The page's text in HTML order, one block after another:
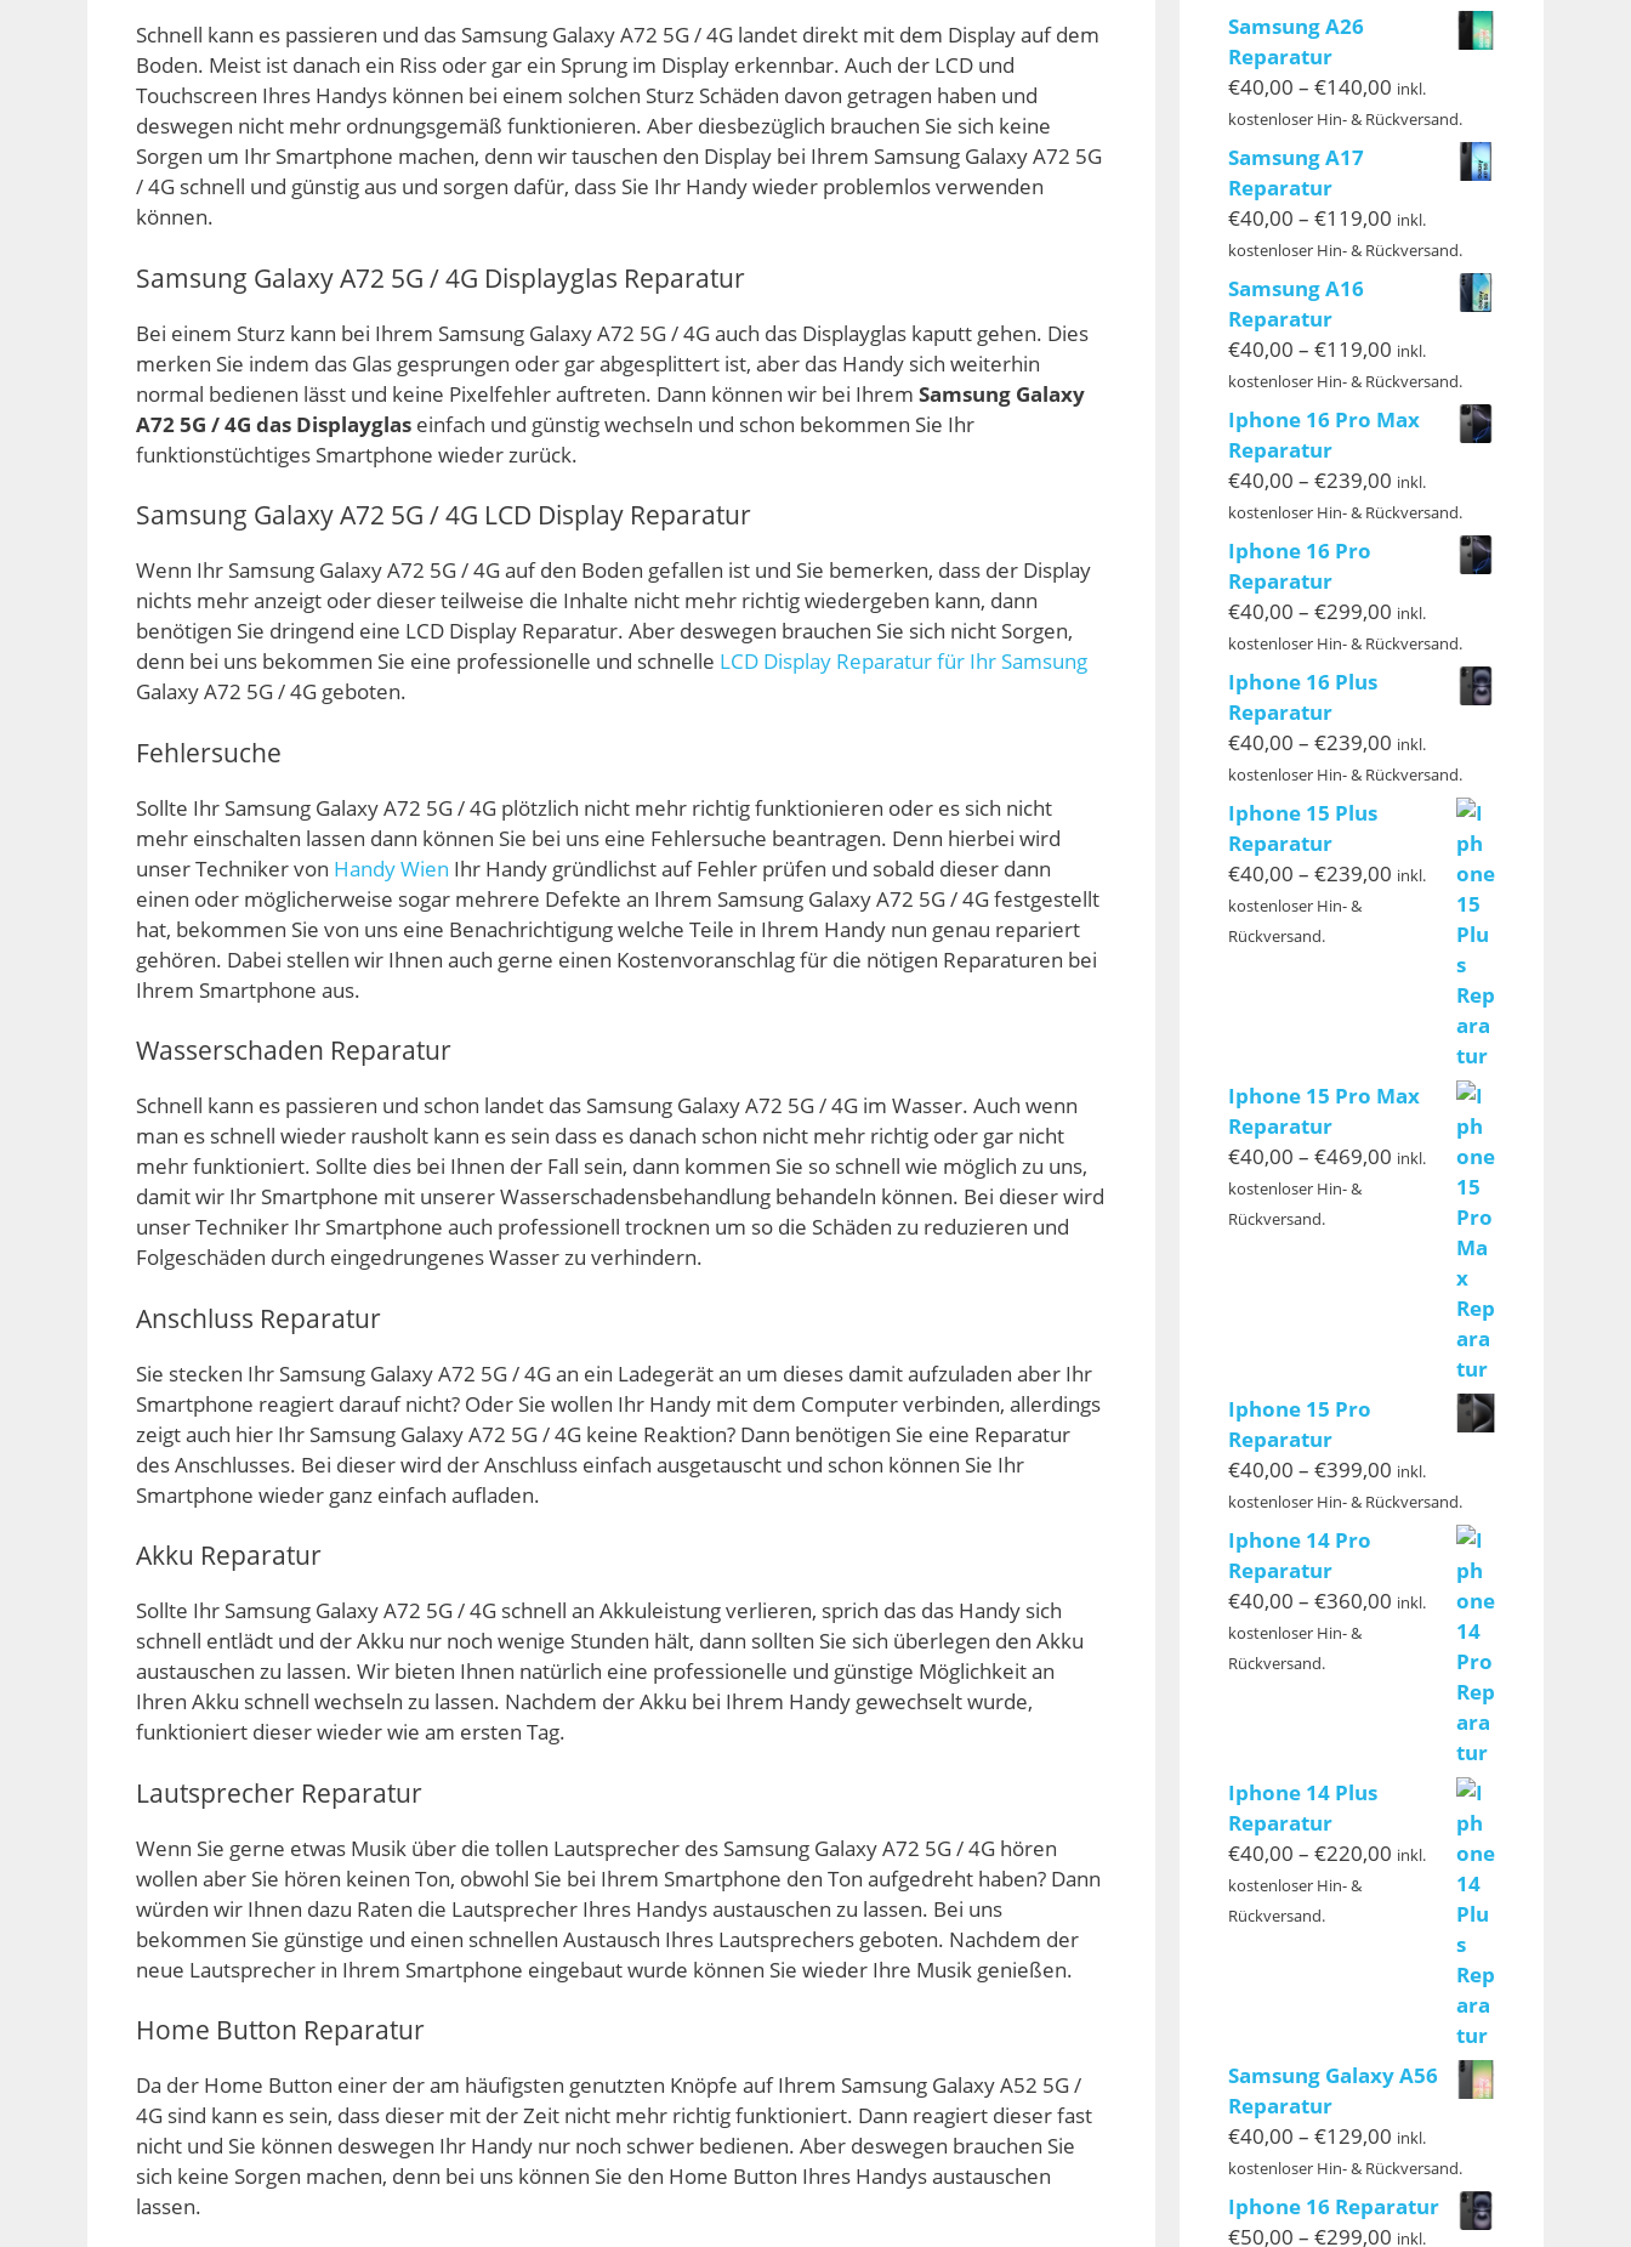
Schnell kann es passieren und das Samsung Galaxy A72 5G / 4G landet direkt mit dem Display auf dem
Boden. Meist ist danach ein Riss oder gar ein Sprung im Display erkennbar. Auch der LCD und
Touchscreen Ihres Handys können bei einem solchen Sturz Schäden davon getragen haben und
deswegen nicht mehr ordnungsgemäß funktionieren. Aber diesbezüglich brauchen Sie sich keine
Sorgen um Ihr Smartphone machen, denn wir tauschen den Display bei Ihrem Samsung Galaxy A72 5G
/ 4G schnell und günstig aus und sorgen dafür, dass Sie Ihr Handy wieder problemlos verwenden
können.
Samsung Galaxy A72 5G / 4G Displayglas Reparatur
Bei einem Sturz kann bei Ihrem Samsung Galaxy A72 5G / 4G auch das Displayglas kaputt gehen. Dies
merken Sie indem das Glas gesprungen oder gar abgesplittert ist, aber das Handy sich weiterhin
normal bedienen lässt und keine Pixelfehler auftreten. Dann können wir bei Ihrem Samsung Galaxy
A72 5G / 4G das Displayglas einfach und günstig wechseln und schon bekommen Sie Ihr
funktionstüchtiges Smartphone wieder zurück.
Samsung Galaxy A72 5G / 4G LCD Display Reparatur
Wenn Ihr Samsung Galaxy A72 5G / 4G auf den Boden gefallen ist und Sie bemerken, dass der Display
nichts mehr anzeigt oder dieser teilweise die Inhalte nicht mehr richtig wiedergeben kann, dann
benötigen Sie dringend eine LCD Display Reparatur. Aber deswegen brauchen Sie sich nicht Sorgen,
denn bei uns bekommen Sie eine professionelle und schnelle LCD Display Reparatur für Ihr Samsung
Galaxy A72 5G / 4G geboten.
Fehlersuche
Sollte Ihr Samsung Galaxy A72 5G / 4G plötzlich nicht mehr richtig funktionieren oder es sich nicht
mehr einschalten lassen dann können Sie bei uns eine Fehlersuche beantragen. Denn hierbei wird
unser Techniker von Handy Wien Ihr Handy gründlichst auf Fehler prüfen und sobald dieser dann
einen oder möglicherweise sogar mehrere Defekte an Ihrem Samsung Galaxy A72 5G / 4G festgestellt
hat, bekommen Sie von uns eine Benachrichtigung welche Teile in Ihrem Handy nun genau repariert
gehören. Dabei stellen wir Ihnen auch gerne einen Kostenvoranschlag für die nötigen Reparaturen bei
Ihrem Smartphone aus.
Wasserschaden Reparatur
Schnell kann es passieren und schon landet das Samsung Galaxy A72 5G / 4G im Wasser. Auch wenn
man es schnell wieder rausholt kann es sein dass es danach schon nicht mehr richtig oder gar nicht
mehr funktioniert. Sollte dies bei Ihnen der Fall sein, dann kommen Sie so schnell wie möglich zu uns,
damit wir Ihr Smartphone mit unserer Wasserschadensbehandlung behandeln können. Bei dieser wird
unser Techniker Ihr Smartphone auch professionell trocknen um so die Schäden zu reduzieren und
Folgeschäden durch eingedrungenes Wasser zu verhindern.
Anschluss Reparatur
Sie stecken Ihr Samsung Galaxy A72 5G / 4G an ein Ladegerät an um dieses damit aufzuladen aber Ihr
Smartphone reagiert darauf nicht? Oder Sie wollen Ihr Handy mit dem Computer verbinden, allerdings
zeigt auch hier Ihr Samsung Galaxy A72 5G / 4G keine Reaktion? Dann benötigen Sie eine Reparatur
des Anschlusses. Bei dieser wird der Anschluss einfach ausgetauscht und schon können Sie Ihr
Smartphone wieder ganz einfach aufladen.
Akku Reparatur
Sollte Ihr Samsung Galaxy A72 5G / 4G schnell an Akkuleistung verlieren, sprich das das Handy sich
schnell entlädt und der Akku nur noch wenige Stunden hält, dann sollten Sie sich überlegen den Akku
austauschen zu lassen. Wir bieten Ihnen natürlich eine professionelle und günstige Möglichkeit an
Ihren Akku schnell wechseln zu lassen. Nachdem der Akku bei Ihrem Handy gewechselt wurde,
funktioniert dieser wieder wie am ersten Tag.
Lautsprecher Reparatur
Wenn Sie gerne etwas Musik über die tollen Lautsprecher des Samsung Galaxy A72 5G / 4G hören
wollen aber Sie hören keinen Ton, obwohl Sie bei Ihrem Smartphone den Ton aufgedreht haben? Dann
würden wir Ihnen dazu Raten die Lautsprecher Ihres Handys austauschen zu lassen. Bei uns
bekommen Sie günstige und einen schnellen Austausch Ihres Lautsprechers geboten. Nachdem der
neue Lautsprecher in Ihrem Smartphone eingebaut wurde können Sie wieder Ihre Musik genießen.
Home Button Reparatur
Da der Home Button einer der am häufigsten genutzten Knöpfe auf Ihrem Samsung Galaxy A52 5G /
4G sind kann es sein, dass dieser mit der Zeit nicht mehr richtig funktioniert. Dann reagiert dieser fast
nicht und Sie können deswegen Ihr Handy nur noch schwer bedienen. Aber deswegen brauchen Sie
sich keine Sorgen machen, denn bei uns können Sie den Home Button Ihres Handys austauschen
lassen.
€149,00
Samsung A26
Reparatur
€40,00 – €140,00 Preisspanne:
€40,00
€140,00
inkl.
kostenloser Hin- & Rückversand.
Samsung A17
Reparatur
€40,00 – €119,00 Preisspanne:
€40,00
€119,00
inkl.
kostenloser Hin- & Rückversand.
Samsung A16
Reparatur
€40,00 – €119,00 Preisspanne:
€40,00
bis
€119,00
inkl.
kostenloser Hin- & Rückversand.
Iphone 16 Pro Max
Reparatur
€40,00 – €239,00 Preisspanne:
€40,00
€239,00
inkl.
kostenloser Hin- & Rückversand.
Iphone 16 Pro
Reparatur
€40,00 – €299,00 Preisspanne:
€40,00
€299,00
inkl.
kostenloser Hin- & Rückversand.
Iphone 16 Plus
Reparatur
€40,00 – €239,00 Preisspanne:
€40,00
inkl.
kostenloser Hin- & Rückversand.
Iphone 15 Plus
Reparatur
€40,00 – €239,00 Preisspanne:
€239,00
inkl.
kostenloser Hin- &
Rückversand.
Iphone 15 Pro Max
Reparatur
€40,00 – €469,00 Preisspanne:
€469,00
inkl.
kostenloser Hin- &
Rückversand.
Iphone 15 Pro
Reparatur
€40,00 – €399,00 Preisspanne:
€40,00
inkl.
kostenloser Hin- & Rückversand.
Iphone 14 Pro
Reparatur
€40,00 – €360,00 Preisspanne:
€360,00
inkl.
kostenloser Hin- &
Rückversand.
Iphone 14 Plus
Reparatur
€40,00 – €220,00 Preisspanne:
€220,00
inkl.
kostenloser Hin- &
Rückversand.
Samsung Galaxy A56
Reparatur
€40,00 – €129,00 Preisspanne:
€40,00
bis
€129,00
inkl.
kostenloser Hin- & Rückversand.
Iphone 16 Reparatur
€50,00 – €299,00 Preisspanne:
inkl.